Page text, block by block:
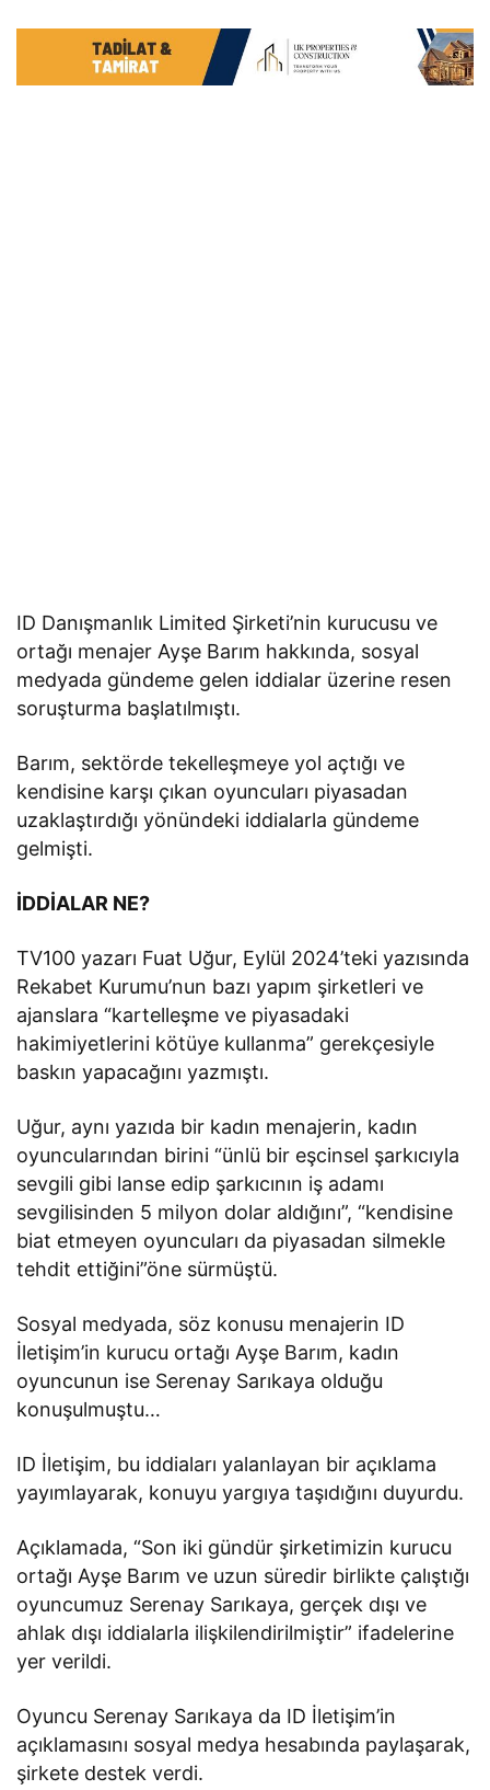
ID Danışmanlık Limited Şirketi’nin kurucusu ve
ortağı menajer Ayşe Barım hakkında, sosyal
medyada gündeme gelen iddialar üzerine resen
soruşturma başlatılmıştı.
Barım, sektörde tekelleşmeye yol açtığı ve
kendisine karşı çıkan oyuncuları piyasadan
uzaklaştırdığı yönündeki iddialarla gündeme
gelmişti.
İDDİALAR NE?
TV100 yazarı Fuat Uğur, Eylül 2024’teki yazısında
Rekabet Kurumu’nun bazı yapım şirketleri ve
ajanslara “kartelleşme ve piyasadaki
hakimiyetlerini kötüye kullanma” gerekçesiyle
baskın yapacağını yazmıştı.
Uğur, aynı yazıda bir kadın menajerin, kadın
oyuncularından birini “ünlü bir eşcinsel şarkıcıyla
sevgili gibi lanse edip şarkıcının iş adamı
sevgilisinden 5 milyon dolar aldığını”, “kendisine
biat etmeyen oyuncuları da piyasadan silmekle
tehdit ettiğini”öne sürmüştü.
Sosyal medyada, söz konusu menajerin ID
İletişim’in kurucu ortağı Ayşe Barım, kadın
oyuncunun ise Serenay Sarıkaya olduğu
konuşulmuştu…
ID İletişim, bu iddiaları yalanlayan bir açıklama
yayımlayarak, konuyu yargıya taşıdığını duyurdu.
Açıklamada, “Son iki gündür şirketimizin kurucu
ortağı Ayşe Barım ve uzun süredir birlikte çalıştığı
oyuncumuz Serenay Sarıkaya, gerçek dışı ve
ahlak dışı iddialarla ilişkilendirilmiştir” ifadelerine
yer verildi.
Oyuncu Serenay Sarıkaya da ID İletişim’in
açıklamasını sosyal medya hesabında paylaşarak,
şirkete destek verdi.